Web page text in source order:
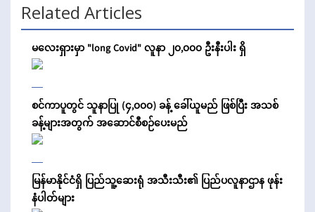
Related Articles
မလေးရှားမှာ "long Covid" လူနာ ၂၀,၀၀၀ ဦးနီးပါး ရှိ
စင်ကာပူတွင် သူနာပြု (၄,၀၀၀) ခန့် ခေါ်ယူမည် ဖြစ်ပြီး အသစ်
ခန့်များအတွက် အဆောင်စီစဉ်ပေးမည်
မြန်မာနိုင်ငံရှိ ပြည်သူ့ဆေးရုံ အသီးသီး၏ ပြည်ပလူနာဌာန ဖုန်း
နံပါတ်များ